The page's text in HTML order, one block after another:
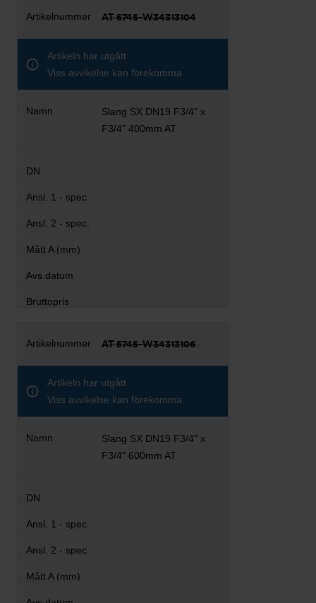
AT 5745-W34313104
Artikeln har utgått
Viss avvikelse kan förekomma
Slang SX DN19 F3/4" x
F3/4" 400mm AT
AT 5745-W34313106
Artikeln har utgått
Viss avvikelse kan förekomma
Slang SX DN19 F3/4" x
F3/4" 600mm AT